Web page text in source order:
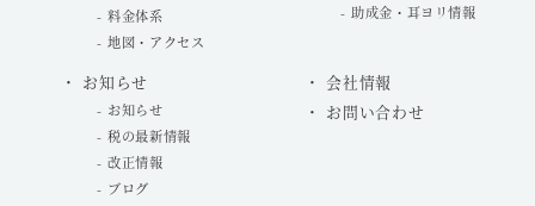
料金体系
地図・アクセス
助成金・耳ヨリ情報
お知らせ
お知らせ
税の最新情報
改正情報
ブログ
会社情報
お問い合わせ